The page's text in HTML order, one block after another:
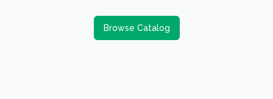
Browse Catalog